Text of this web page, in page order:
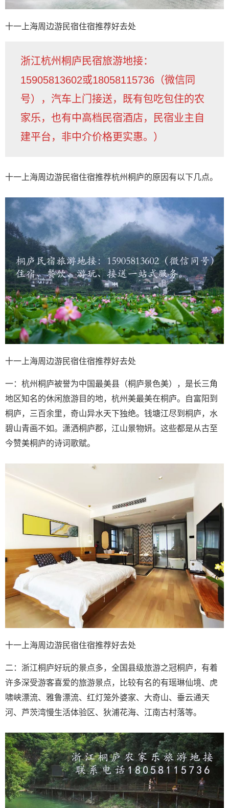
十一上海周边游民宿住宿推荐好去处
浙江杭州桐庐民宿旅游地接：
15905813602或18058115736（微信同
号），汽车上门接送，既有包吃包住的农
家乐，也有中高档民宿酒店，民宿业主自
建平台，非中介价格更实惠。）
十一上海周边游民宿住宿推荐杭州桐庐的原因有以下几点。
十一上海周边游民宿住宿推荐好去处
一：杭州桐庐被誉为中国最美县（桐庐景色美），是长三角
地区知名的休闲旅游目的地，杭州美最美在桐庐。自富阳到
桐庐，三百余里，奇山异水天下独绝。钱塘江尽到桐庐，水
碧山青画不如。潇洒桐庐郡，江山景物妍。这些都是从古至
今赞美桐庐的诗词歌赋。
十一上海周边游民宿住宿推荐好去处
二：浙江桐庐好玩的景点多，全国县级旅游之冠桐庐，有着
许多深受游客喜爱的旅游景点，比较有名的有瑶琳仙境、虎
啸峡漂流、雅鲁漂流、红灯笼外婆家、大奇山、垂云通天
河、芦茨湾慢生活体验区、狄浦花海、江南古村落等。